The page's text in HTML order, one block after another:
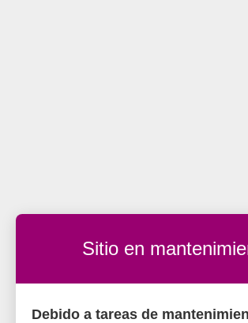
Sitio en
Debido a tareas de